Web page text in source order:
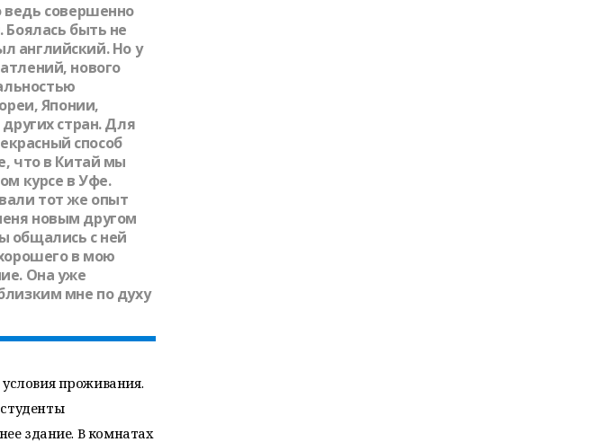
ведь совершенно
быть не
английский. Но у
нового
Японии,
стран. Для
способ
что в Китай мы
курсе в Уфе.
тот же опыт
новым другом
общались с ней
в мою
Она уже
мне по духу
проживания.
здание. В комнатах